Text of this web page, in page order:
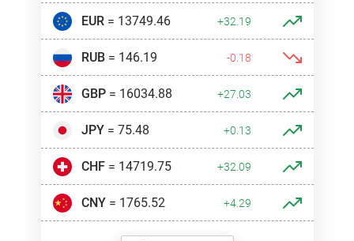
EUR= 13749.46 +32.19
RUB= 146.19 -0.18
GBP= 16034.88 +27.03
JPY= 75.48 +0.13
CHF= 14719.75 +32.09
CNY= 1765.52 +4.29